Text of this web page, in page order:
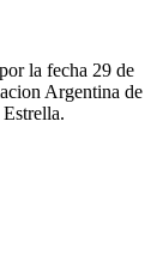
la fecha 29 de
Argentina de